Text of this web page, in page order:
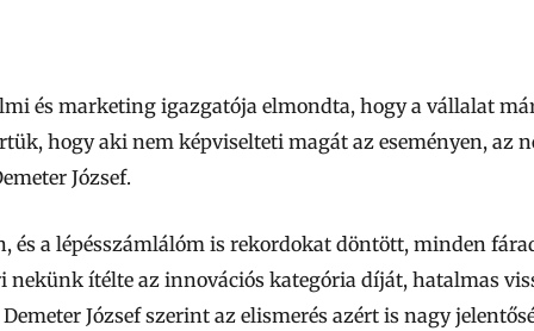
és marketing igazgatója elmondta, hogy a vállalat
hogy aki nem képviselteti magát az eseményen, az
József.
és a lépésszámlálóm is rekordokat döntött, minden
nekünk ítélte az innovációs kategória díját, hatalmas
József szerint az elismerés azért is nagy